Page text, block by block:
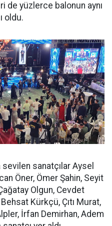
de yüzlerce balonun aynı
oldu.
sanatçılar Aysel
Öner, Ömer Şahin, Seyit
Olgun, Cevdet
Kürkçü, Çıtı Murat,
İrfan Demirhan, Adem